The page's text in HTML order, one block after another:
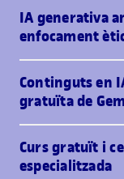
IA generativa
enfocament
Continguts en
gratuïta de
Curs gratuït i
especialitzada